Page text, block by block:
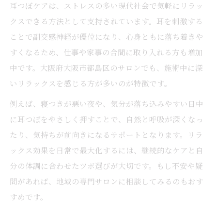
耳つぼケアは、ストレスの多い現代社会で気軽にリラッ
クスできる方法として支持されています。耳を刺激する
ことで副交感神経が優位になり、心身ともに落ち着きや
すくなるため、仕事や家事の合間に取り入れる方も増加
中です。大阪府大阪市都島区のサロンでも、施術中に深
いリラックスを感じる方が多いのが特徴です。
例えば、寝つきが悪い夜や、気分が落ち込みやすい日中
に耳つぼをやさしく押すことで、自然と呼吸が深くなっ
たり、気持ちが前向きになるサポートとなります。リラ
ックス効果を日常で最大化するには、継続的なケアと自
分の体調に合わせたツボ選びが大切です。もし不安や疑
問があれば、地域の専門サロンに相談してみるのもおす
すめです。